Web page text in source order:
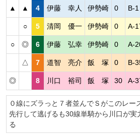
▲ ▲ 4 伊藤 幸人 伊勢崎 0 B-1
○ 5 清岡 優一 伊勢崎 0 A-
○ ◎ 6 伊藤 弘幸 伊勢崎 0 A-
△ 7 道智 亮介 飯 塚 0 B-
◎ 8 川口 裕司 飯 塚 30 A-
０線にズラっと７者並んでＳがこのレー
先行して逃げるも30線単騎から川口が実
る